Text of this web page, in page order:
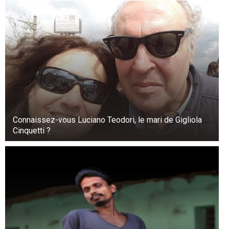
Connaissez-vous Luciano Teodori, le mari de Gigliola
Cinquetti ?